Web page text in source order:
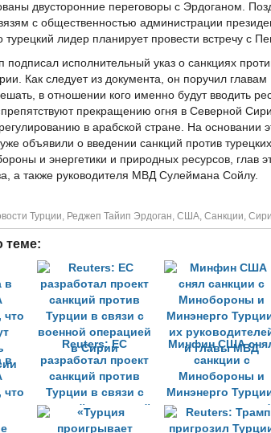
двусторонние переговоры с Эрдоганом.
с общественностью администрации
турецкий лидер планирует провести встречу с
подписал исполнительный указ о санкциях
Как следует из документа, он поручил
в отношении кого именно будут вводить
прекращению огня в Северной
в арабской стране. На основании
объявили о введении санкций против
и энергетики и природных ресурсов, глав
а также руководителя МВД Сулеймана Сойлу.
Турции, Реджеп Тайип Эрдоган, США, Санкции,
теме:
в
что
Reuters: ЕС
разработал проект
санкций против
Турции в связи с
военной операцией
в Сирии
Минфин США
санкции с
Минобороны и
Минэнерго
их
и главы МВД